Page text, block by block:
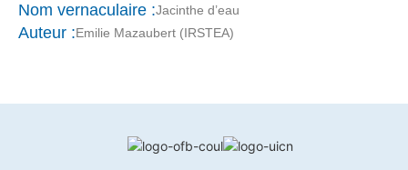
Nom vernaculaire :Jacinthe d’eau
Auteur :Emilie Mazaubert (IRSTEA)